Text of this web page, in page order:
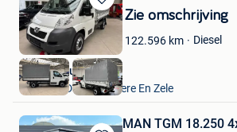
Bewaren
in
Mijn
Favorieten
Zie omschrijving
122.596 km Diesel
VAVATO Auctions
Lokeren+Deel Overmere En Zele
MAN TGM 18.250